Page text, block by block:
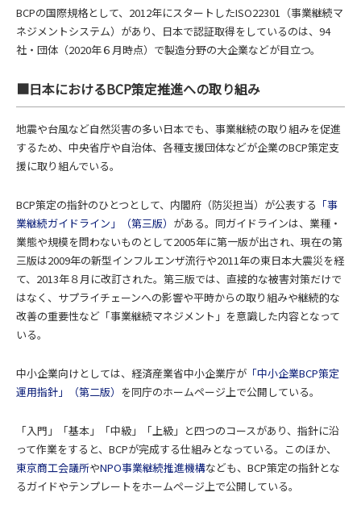
BCPの国際規格として、2012年にスタートしたISO22301（事業継続マ
ネジメントシステム）があり、日本で認証取得をしているのは、94
社・団体（2020年６月時点）で製造分野の大企業などが目立つ。
■日本におけるBCP策定推進への取り組み
地震や台風など自然災害の多い日本でも、事業継続の取り組みを促進
するため、中央省庁や自治体、各種支援団体などが企業のBCP策定支
援に取り組んでいる。
BCP策定の指針のひとつとして、内閣府（防災担当）が公表する 「事
業継続ガイドライン」（第三版） がある。同ガイドラインは、業種・
業態や規模を問わないものとして2005年に第一版が出され、現在の第
三版は2009年の新型インフルエンザ流行や2011年の東日本大震災を経
て、2013年８月に改訂された。第三版では、直接的な被害対策だけで
はなく、サプライチェーンへの影響や平時からの取り組みや継続的な
改善の重要性など「事業継続マネジメント」を意識した内容となって
いる。
中小企業向けとしては、経済産業省中小企業庁が 「中小企業BCP策定
運用指針」（第二版） を同庁のホームページ上で公開している。
「入門」「基本」「中級」「上級」と四つのコースがあり、指針に沿
って作業をすると、BCPが完成する仕組みとなっている。このほか、
東京商工会議所やNPO事業継続推進機構なども、BCP策定の指針とな
るガイドやテンプレートをホームページ上で公開している。